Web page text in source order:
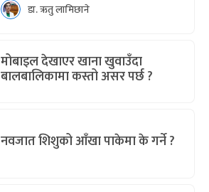
डा. ऋतु लामिछाने
मोबाइल देखाएर खाना खुवाउँदा
बालबालिकामा कस्तो असर पर्छ ?
नवजात शिशुको आँखा पाकेमा के गर्ने ?